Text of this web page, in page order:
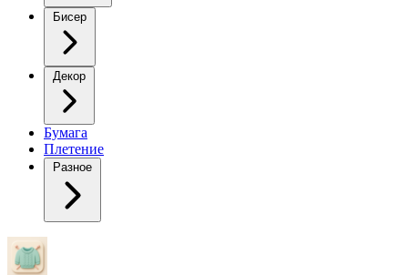
Бисер
Декор
Бумага
Плетение
Разное
Жакет